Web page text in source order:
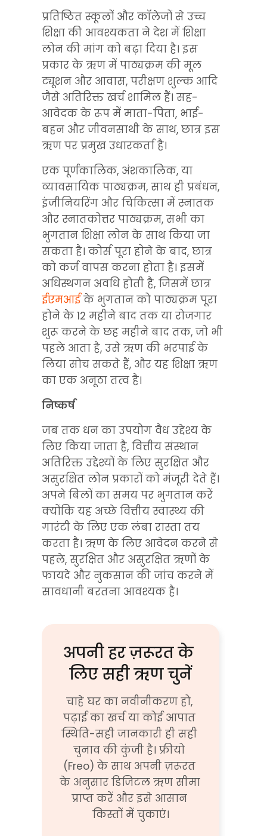
प्रतिष्ठित स्कूलों और कॉलेजों से उच्च
शिक्षा की आवश्यकता ने देश में शिक्षा
लोन की मांग को बढ़ा दिया है। इस
प्रकार के ऋण में पाठ्यक्रम की मूल
ट्यूशन और आवास, परीक्षण शुल्क आदि
जैसे अतिरिक्त खर्च शामिल हैं। सह-
आवेदक के रूप में माता-पिता, भाई-
बहन और जीवनसाथी के साथ, छात्र इस
ऋण पर प्रमुख उधारकर्ता है।
एक पूर्णकालिक, अंशकालिक, या
व्यावसायिक पाठ्यक्रम, साथ ही प्रबंधन,
इंजीनियरिंग और चिकित्सा में स्नातक
और स्नातकोत्तर पाठ्यक्रम, सभी का
भुगतान शिक्षा लोन के साथ किया जा
सकता है। कोर्स पूरा होने के बाद, छात्र
को कर्ज वापस करना होता है। इसमें
ईएमआई के भुगतान को पाठ्यक्रम पूरा
होने के 12 महीने बाद तक या रोजगार
शुरू करने के छह महीने बाद तक, जो भी
पहले आता है, उसे ऋण की भरपाई के
लिया सोच सकते हैं, और यह शिक्षा ऋण
का एक अनूठा तत्व है।
निष्कर्ष
जब तक धन का उपयोग वैध उद्देश्य के
लिए किया जाता है, वित्तीय संस्थान
अतिरिक्त उद्देश्यों के लिए सुरक्षित और
असुरक्षित लोन प्रकारों को मंजूरी देते हैं।
अपने बिलों का समय पर भुगतान करें
क्योंकि यह अच्छे वित्तीय स्वास्थ्य की
गारंटी के लिए एक लंबा रास्ता तय
करता है। ऋण के लिए आवेदन करने से
पहले, सुरक्षित और असुरक्षित ऋणों के
फायदे और नुकसान की जांच करने में
सावधानी बरतना आवश्यक है।
अपनी हर ज़रूरत के
लिए सही ऋण चुनें
चाहे घर का नवीनीकरण हो,
पढ़ाई का खर्च या कोई आपात
स्थिति-सही जानकारी ही सही
चुनाव की कुंजी है। फ्रीयो
(Freo) के साथ अपनी ज़रूरत
के अनुसार डिजिटल ऋण सीमा
प्राप्त करें और इसे आसान
किस्तों में चुकाएं।